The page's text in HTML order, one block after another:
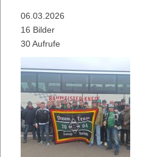
06.03.2026
16 Bilder
30 Aufrufe